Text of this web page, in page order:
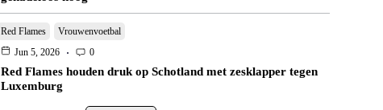
Red Flames
Vrouwenvoetbal
Jun 5, 2026
0
Red Flames houden druk op Schotland met zesklapper tegen
Luxemburg